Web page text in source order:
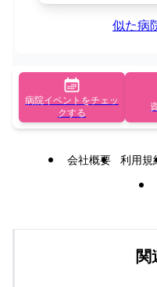
似た病
病院イベントをチェッ
クする
会社概要 利用規
関